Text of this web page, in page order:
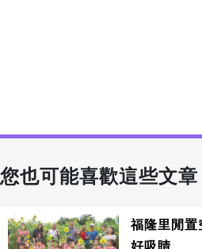
您也可能喜歡這些文章
福隆里閒置
好吸睛